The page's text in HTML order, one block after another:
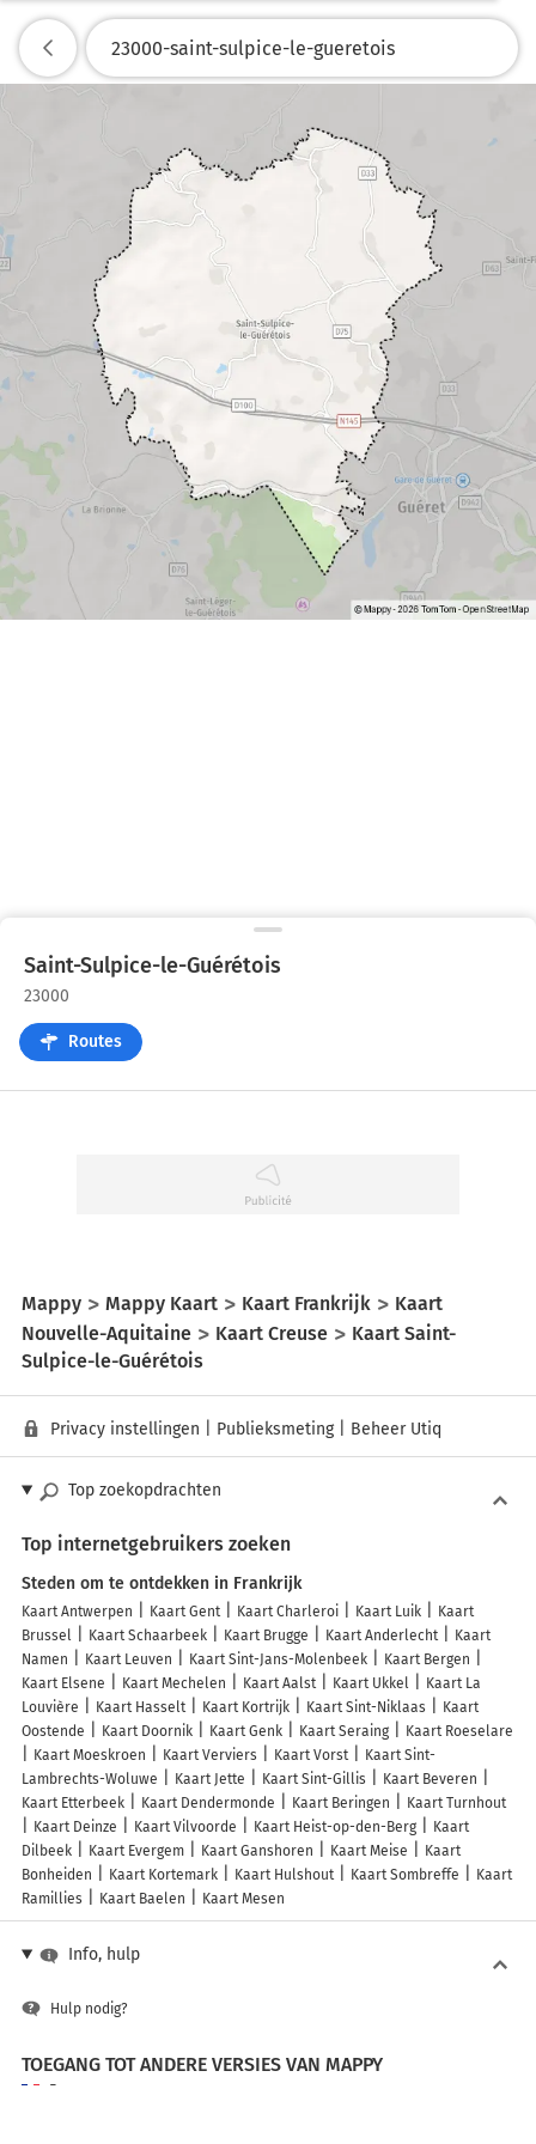
Saint-Sulpice-le-Guérétois
23000
Routes
Mappy Mappy Kaart Kaart Frankrijk
Kaart
Nouvelle-Aquitaine
Kaart Creuse
Kaart Saint-
Sulpice-le-Guérétois
Privacy instellingen Publieksmeting| Beheer Utiq
Top zoekopdrachten
Top internetgebruikers zoeken
Steden om te ontdekken in Frankrijk
Kaart Antwerpen Kaart Gent Kaart Charleroi Kaart Luik
Kaart
Brussel
Kaart Schaarbeek Kaart Brugge Kaart Anderlecht
Kaart
Namen
Kaart Leuven Kaart Sint-Jans-Molenbeek
Kaart Bergen
Kaart Elsene
Kaart Mechelen Kaart Aalst Kaart Ukkel
Kaart La
Louvière
Kaart Hasselt Kaart Kortrijk Kaart Sint-Niklaas
Kaart
Oostende
Kaart Doornik Kaart Genk Kaart Seraing
Kaart Roeselare
Kaart Moeskroen
Kaart Verviers Kaart Vorst
Kaart Sint-
Lambrechts-Woluwe
Kaart Jette Kaart Sint-Gillis
Kaart Beveren
Kaart Etterbeek
Kaart Dendermonde Kaart Beringen
Kaart Turnhout
Kaart Deinze
Kaart Vilvoorde Kaart Heist-op-den-Berg
Kaart
Dilbeek
Kaart Evergem Kaart Ganshoren Kaart Meise
Kaart
Bonheiden
Kaart Kortemark Kaart Hulshout Kaart Sombreffe
Kaart
Ramillies
Kaart Baelen Kaart Mesen
Info, hulp
Hulp nodig?
TOEGANG TOT ANDERE VERSIES VAN MAPPY
France